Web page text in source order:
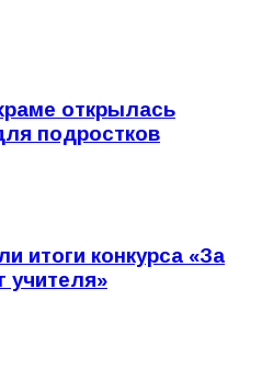
открылась
подростков
итоги конкурса «За
учителя»